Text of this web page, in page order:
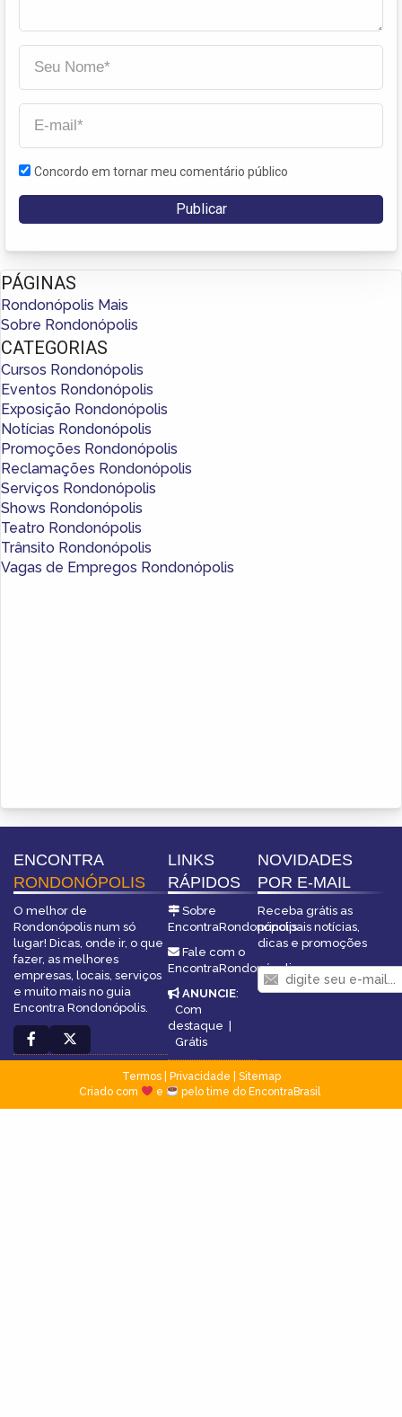
Concordo em tornar meu comentário público
PÁGINAS
Rondonópolis Mais
Sobre Rondonópolis
CATEGORIAS
Cursos Rondonópolis
Eventos Rondonópolis
Exposição Rondonópolis
Notícias Rondonópolis
Promoções Rondonópolis
Reclamações Rondonópolis
Serviços Rondonópolis
Shows Rondonópolis
Teatro Rondonópolis
Trânsito Rondonópolis
Vagas de Empregos Rondonópolis
ENCONTRA
RONDONÓPOLIS
O melhor de
Rondonópolis num só
lugar! Dicas, onde ir, o que
fazer, as melhores
empresas, locais, serviços
e muito mais no guia
Encontra Rondonópolis.
LINKS
RÁPIDOS
Sobre
EncontraRondonópolis
Fale com o
EncontraRondonópolis
ANUNCIE:
Com
destaque
Grátis
NOVIDADES
POR E-MAIL
Receba grátis as
principais notícias,
dicas e promoções
Termos| Privacidade
Sitemap
Criado com
e pelo time do EncontraBrasil